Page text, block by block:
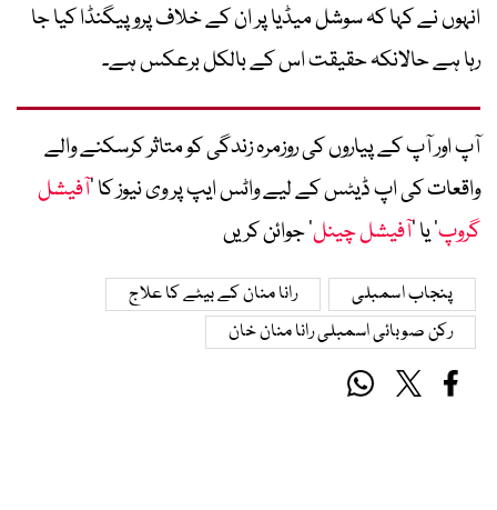
انہوں نے کہا کہ سوشل میڈیا پر ان کے خلاف پروپیگنڈا کیا جا
رہا ہے حالانکہ حقیقت اس کے بالکل برعکس ہے۔
آپ اور آپ کے پیاروں کی روزمرہ زندگی کو متاثر کرسکنے والے
واقعات کی اپ ڈیٹس کے لیے واٹس ایپ پر وی نیوز کا ’آفیشل
گروپ‘ یا ’آفیشل چینل‘ جوائن کریں
پنجاب اسمبلی
رانا منان کے بیٹے کا علاج
رکن صوبائی اسمبلی رانا منان خان